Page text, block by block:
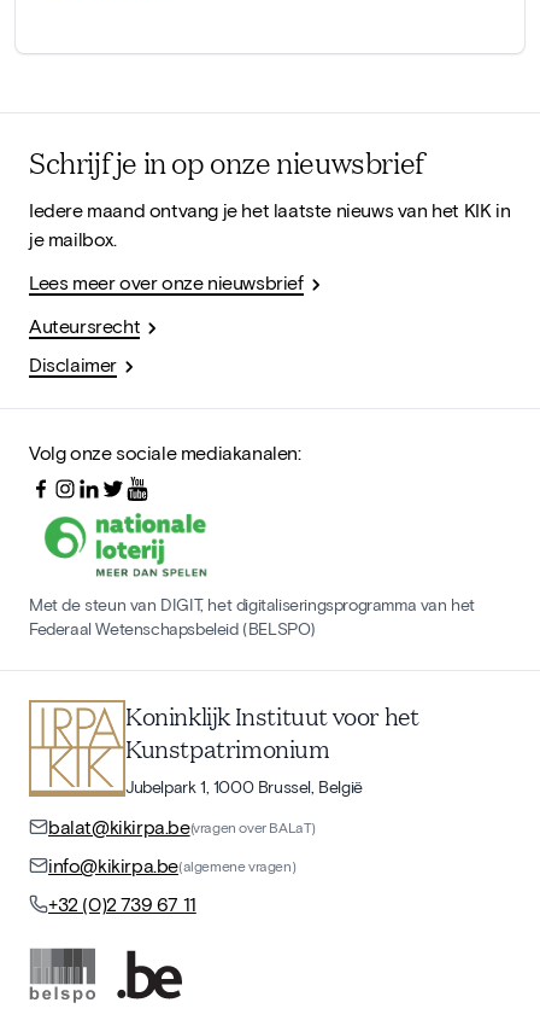
Schrijf je in op onze nieuwsbrief
Iedere maand ontvang je het laatste nieuws van het KIK in
je mailbox.
Lees meer over onze nieuwsbrief
Auteursrecht
Disclaimer
Volg onze sociale mediakanalen:
Met de steun van DIGIT, het digitaliseringsprogramma van het
Federaal Wetenschapsbeleid (BELSPO)
Koninklijk Instituut voor het
Kunstpatrimonium
Jubelpark 1, 1000 Brussel, België
balat@kikirpa.be(vragen over BALaT)
info@kikirpa.be(algemene vragen)
+32 (0)2 739 67 11